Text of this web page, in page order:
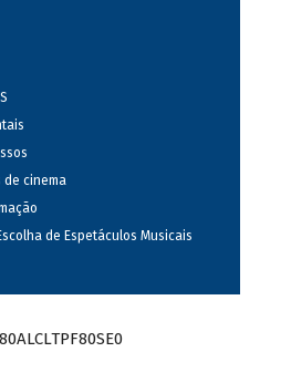
de cinema
de Espetáculos Musicais